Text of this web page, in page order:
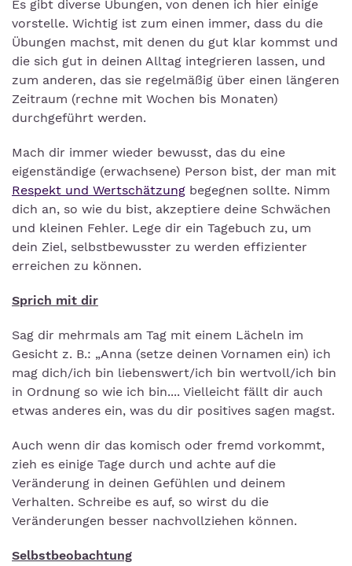
Es gibt diverse Übungen, von denen ich hier einige
vorstelle. Wichtig ist zum einen immer, dass du die
Übungen machst, mit denen du gut klar kommst und
die sich gut in deinen Alltag integrieren lassen, und
zum anderen, das sie regelmäßig über einen längeren
Zeitraum (rechne mit Wochen bis Monaten)
durchgeführt werden.
Mach dir immer wieder bewusst, das du eine
eigenständige (erwachsene) Person bist, der man mit
Respekt und Wertschätzung begegnen sollte. Nimm
dich an, so wie du bist, akzeptiere deine Schwächen
und kleinen Fehler. Lege dir ein Tagebuch zu, um
dein Ziel, selbstbewusster zu werden effizienter
erreichen zu können.
Sprich mit dir
Sag dir mehrmals am Tag mit einem Lächeln im
Gesicht z. B.: „Anna (setze deinen Vornamen ein) ich
mag dich/ich bin liebenswert/ich bin wertvoll/ich bin
in Ordnung so wie ich bin.... Vielleicht fällt dir auch
etwas anderes ein, was du dir positives sagen magst.
Auch wenn dir das komisch oder fremd vorkommt,
zieh es einige Tage durch und achte auf die
Veränderung in deinen Gefühlen und deinem
Verhalten. Schreibe es auf, so wirst du die
Veränderungen besser nachvollziehen können.
Selbstbeobachtung